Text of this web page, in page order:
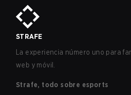
STRAFE
La experiencia número uno para
web y móvil.
Strafe, todo sobre esports